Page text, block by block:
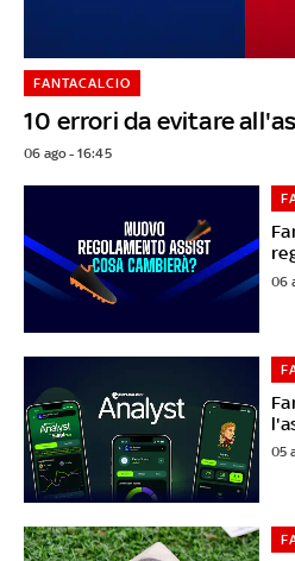
10 errori da evitare
FANTACALCIO
06 ago - 16:45
06
05